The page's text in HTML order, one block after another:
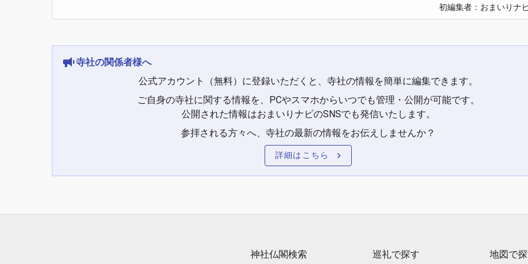
初編集者：おまいりナ
寺社の関係者様へ
公式アカウント（無料）に登録いただくと、寺社の情報を簡単に編集できます。
ご自身の寺社に関する情報を、PCやスマホからいつでも管理・公開が可能です。
公開された情報はおまいりナビのSNSでも発信いたします。
参拝される方々へ、寺社の最新の情報をお伝えしませんか？
詳細はこちら
神社仏閣検索 巡礼で探す 地図で